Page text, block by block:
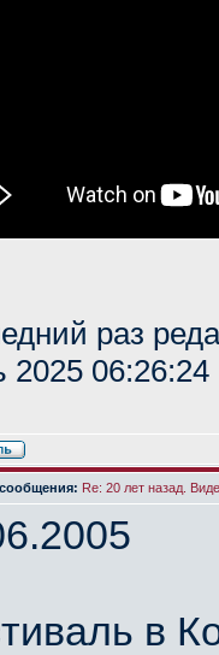
раз
06:26:24
Re: 20 лет назад.
в